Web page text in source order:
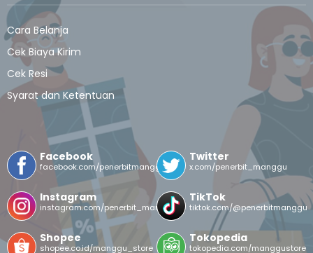
Cara Belanja
Cek Biaya Kirim
Cek Resi
Syarat dan Ketentuan
Facebook
facebook.com/penerbitmanggu
Twitter
x.com/penerbit_manggu
Instagram
instagram.com/penerbit_manggu/
TikTok
tiktok.com/@penerbitmanggu
Shopee
shopee.co.id/manggu_store
Tokopedia
tokopedia.com/manggustore